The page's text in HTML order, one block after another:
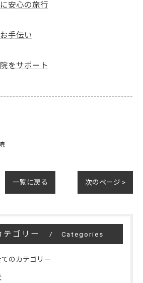
安心の旅行
手伝い
をサポート
一覧に戻る 次のページ >
テゴリー Categories
てのカテゴリー